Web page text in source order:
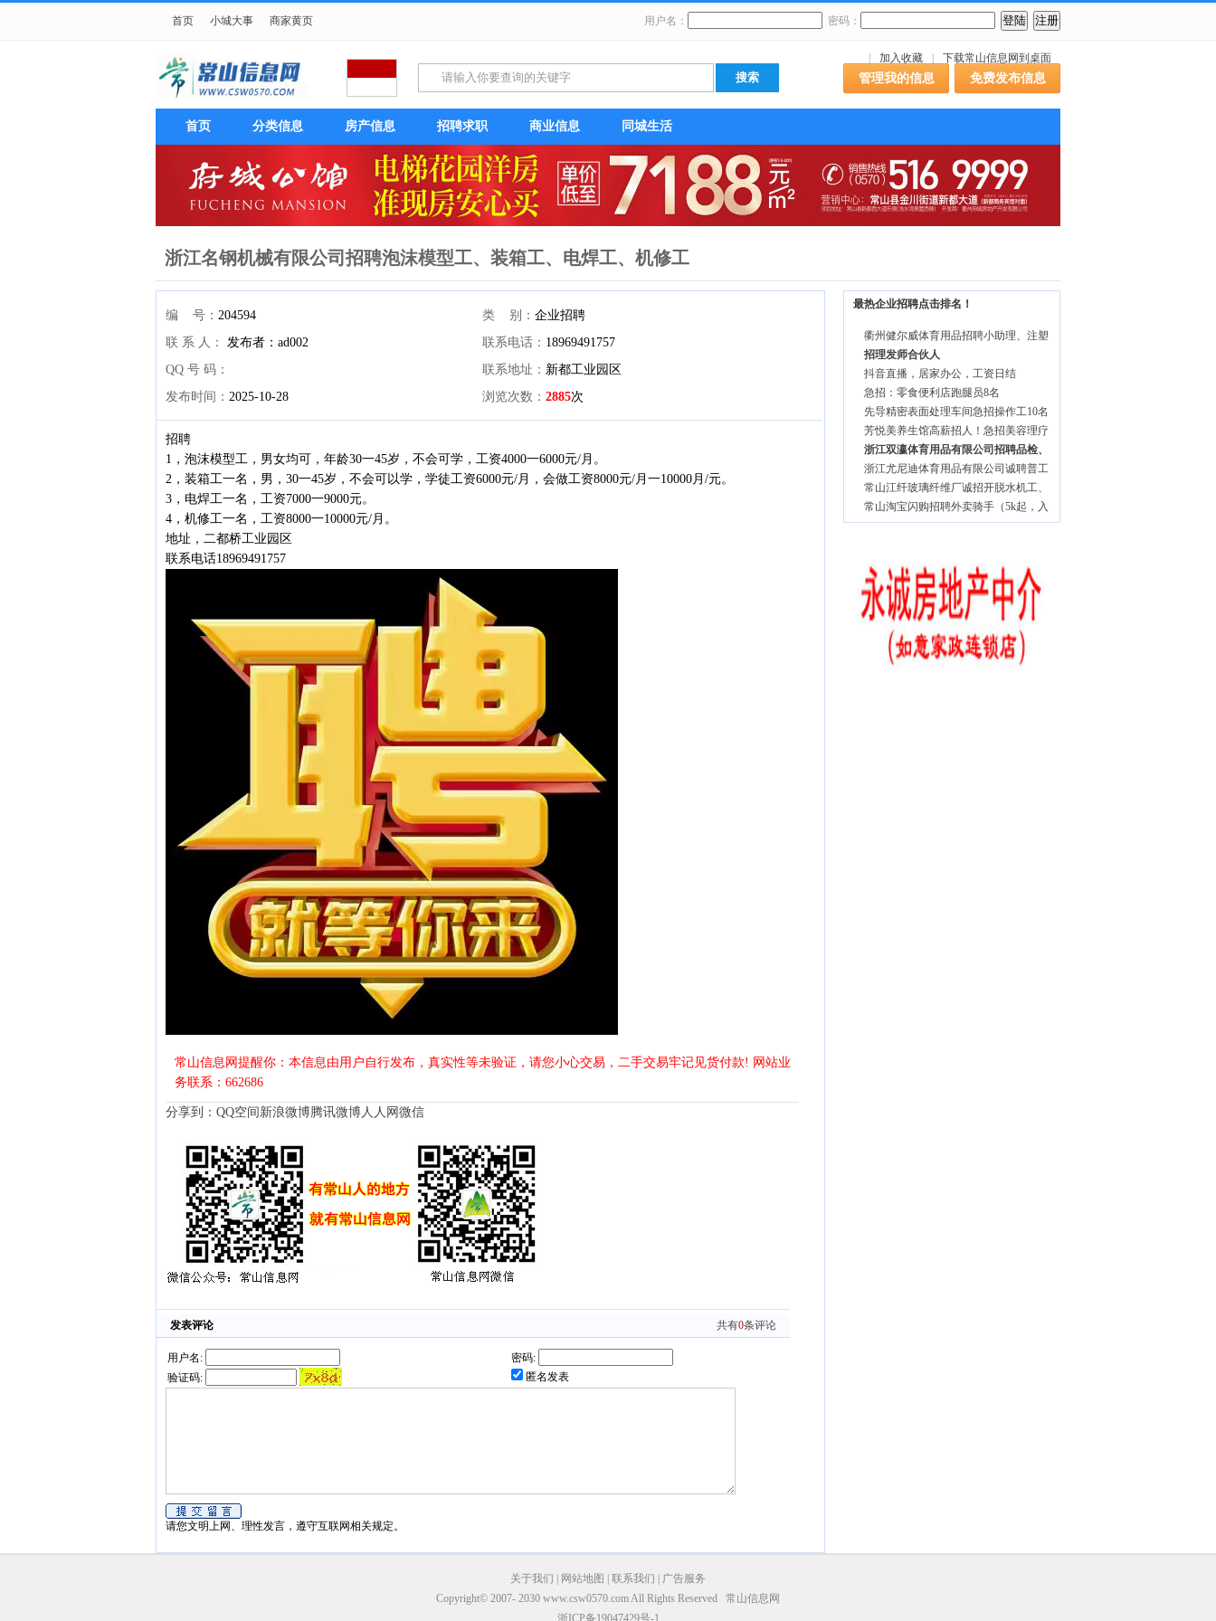
首页 小城大事 商家黄页 用户名： 密码：
加入收藏 下载常山信息网到桌面
管理我的信息 免费发布信息
首页 分类信息 房产信息 招聘求职 商业信息 同城生活
浙江名钢机械有限公司招聘泡沫模型工、装箱工、电焊工、机修工
编 号： 204594 类 别： 企业招聘
联 系 人：
发布者：ad002 联系电话： 18969491757
QQ 号 码：
联系地址： 新都工业园区
发布时间： 2025-10-28 浏览次数： 2885次
招聘
1，泡沫模型工，男女均可，年龄30一45岁，不会可学，工资4000一6000元/月。
2，装箱工一名，男，30一45岁，不会可以学，学徒工资6000元/月，会做工资8000元/月一10000月/元。
3，电焊工一名，工资7000一9000元。
4，机修工一名，工资8000一10000元/月。
地址，二都桥工业园区
联系电话18969491757
常山信息网提醒你：本信息由用户自行发布，真实性等未验证，请您小心交易，二手交易牢记见货付款! 网站业
务联系：662686
分享到： QQ空间 新浪微博腾讯微博人人网 微信
发表评论 共有0条评论
用户名:
密码:
验证码:
匿名发表
请您文明上网、理性发言，遵守互联网相关规定。
最热企业招聘点击排名！
衢州健尔威体育用品招聘小助理、注塑
招理发师合伙人
抖音直播，居家办公，工资日结
急招：零食便利店跑腿员8名
先导精密表面处理车间急招操作工10名
芳悦美养生馆高薪招人！急招美容理疗
浙江双瀛体育用品有限公司招聘品检、
浙江尤尼迪体育用品有限公司诚聘普工
常山江纤玻璃纤维厂诚招开脱水机工、
常山淘宝闪购招聘外卖骑手（5k起，入
关于我们 网站地图 联系我们
广告服务
Copyright© 2007- 2030 www.csw0570.com All Rights Reserved 常山信息网
浙ICP备19047429号-1